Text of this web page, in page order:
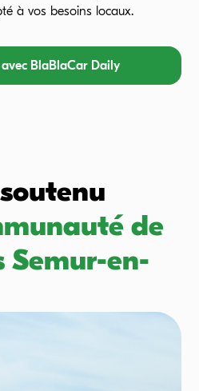
à vos besoins locaux.
BlaBlaCar Daily
de
Semur-en-